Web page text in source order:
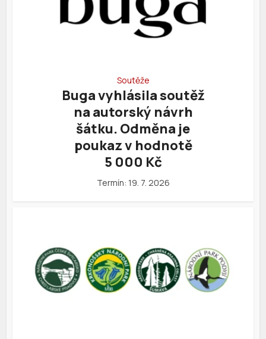
Soutěže
Buga vyhlásila soutěž
na autorský návrh
šátku. Odměna je
poukaz v hodnotě
5 000 Kč
Termín: 19. 7. 2026